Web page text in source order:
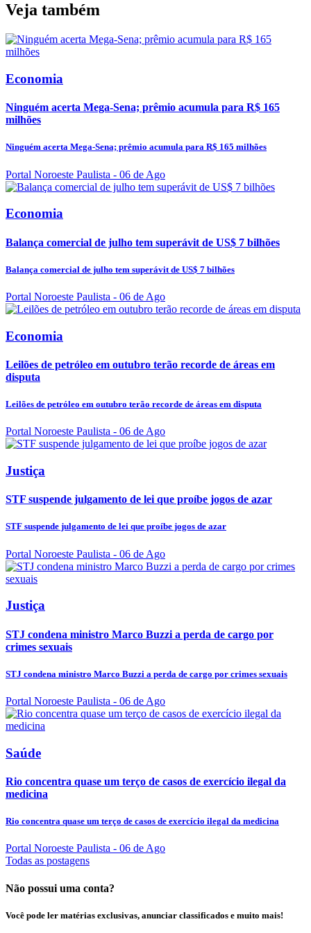
Veja também
Economia
Ninguém acerta Mega-Sena; prêmio acumula para R$ 165
milhões
Ninguém acerta Mega-Sena; prêmio acumula para R$ 165 milhões
Portal Noroeste Paulista - 06 de Ago
Economia
Balança comercial de julho tem superávit de US$ 7 bilhões
Balança comercial de julho tem superávit de US$ 7 bilhões
Portal Noroeste Paulista - 06 de Ago
Economia
Leilões de petróleo em outubro terão recorde de áreas em
disputa
Leilões de petróleo em outubro terão recorde de áreas em disputa
Portal Noroeste Paulista - 06 de Ago
Justiça
STF suspende julgamento de lei que proíbe jogos de azar
STF suspende julgamento de lei que proíbe jogos de azar
Portal Noroeste Paulista - 06 de Ago
Justiça
STJ condena ministro Marco Buzzi a perda de cargo por
crimes sexuais
STJ condena ministro Marco Buzzi a perda de cargo por crimes sexuais
Portal Noroeste Paulista - 06 de Ago
Saúde
Rio concentra quase um terço de casos de exercício ilegal da
medicina
Rio concentra quase um terço de casos de exercício ilegal da medicina
Portal Noroeste Paulista - 06 de Ago
Todas as postagens
Não possui uma conta?
Você pode ler matérias exclusivas, anunciar classificados e muito mais!